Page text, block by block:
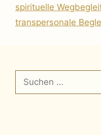
spirituelle
transpersonale
nach: